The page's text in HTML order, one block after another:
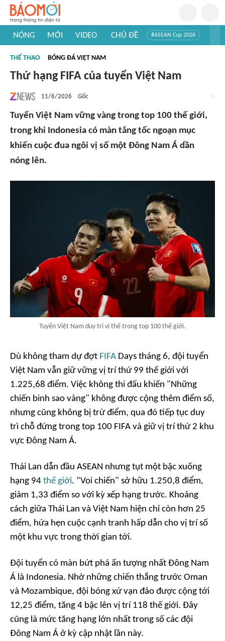
NÓNG MỚI VIDEO CHỦ ĐỀ #ASEAN Cup 2026
#Khám phá thế giới
THỂ THAO BÓNG ĐÁ VIỆT NAM
Thứ hạng FIFA của tuyển Việt Nam
11/6/2026 Gốc
Tuyển Việt Nam vững vàng trong top 100 thế giới,
trong khi Indonesia có màn tăng tốc ngoạn mục
khiến cuộc đua ngôi vị số một Đông Nam Á dần
nóng lên.
Tuyển Việt Nam duy trì vị thế trong top 100 thế giới.
Dù không tham dự đợt FIFA Days tháng 6, đội tuyển
Việt Nam vẫn giữ vững vị trí thứ 99 thế giới với
1.225,68 điểm. Việc không thi đấu khiến "Những
chiến binh sao vàng" không được cộng thêm điểm số,
nhưng cũng không bị trừ điểm, qua đó tiếp tục duy
trì chỗ đứng trong top 100 FIFA và giữ vị trí thứ 2 khu
vực Đông Nam Á.
Thái Lan dẫn đầu ASEAN nhưng tụt một bậc xuống
hạng 94 thế giới. "Voi chiến" sở hữu 1.250,8 điểm,
giảm 1,33 điểm so với kỳ xếp hạng trước. Khoảng
cách giữa Thái Lan và Việt Nam hiện chỉ còn hơn 25
điểm, hứa hẹn cuộc cạnh tranh hấp dẫn cho vị trí số
một khu vực trong thời gian tới.
Đội tuyển có màn bứt phá ấn tượng nhất Đông Nam
Á là Indonesia. Nhờ những chiến thắng trước Oman
và Mozambique, đội bóng xứ vạn đảo được cộng tới
12,25 điểm, tăng 4 bậc lên vị trí 118 thế giới. Đây
cũng là mức tăng hạng lớn nhất trong số các đội
Đông Nam Á ở kỳ cập nhật lần này.